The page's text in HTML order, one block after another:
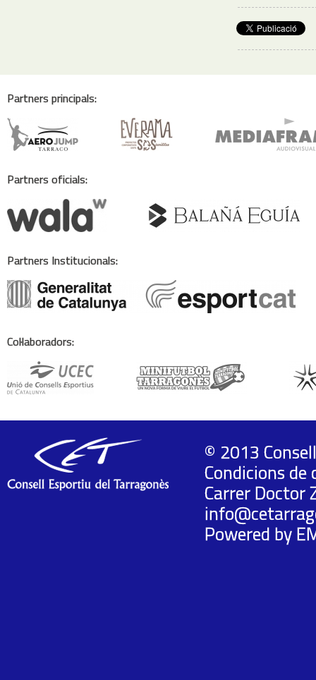
Partners principals:
Partners oficials:
Partners Institucionals:
Col·laboradors:
© 2013
Condicions
Carrer Doctor
Powered by